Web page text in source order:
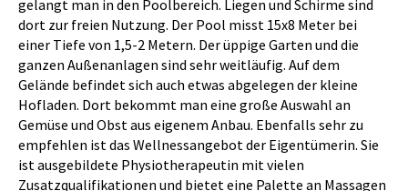
gelangt man in den Poolbereich. Liegen und Schirme sind
dort zur freien Nutzung. Der Pool misst 15x8 Meter bei
einer Tiefe von 1,5-2 Metern. Der üppige Garten und die
ganzen Außenanlagen sind sehr weitläufig. Auf dem
Gelände befindet sich auch etwas abgelegen der kleine
Hofladen. Dort bekommt man eine große Auswahl an
Gemüse und Obst aus eigenem Anbau. Ebenfalls sehr zu
empfehlen ist das Wellnessangebot der Eigentümerin. Sie
ist ausgebildete Physiotherapeutin mit vielen
Zusatzqualifikationen und bietet eine Palette an Massagen